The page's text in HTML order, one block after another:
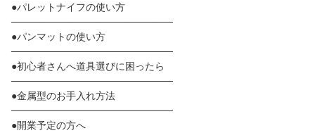
●パレットナイフの使い方
───────────────────────
●パンマットの使い方
───────────────────────
●初心者さんへ道具選びに困ったら
───────────────────────
●金属型のお手入れ方法
───────────────────────
●開業予定の方へ